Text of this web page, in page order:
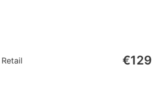
Retail €129